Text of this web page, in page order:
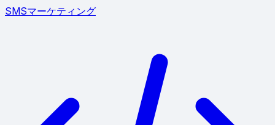
SMSマーケティング